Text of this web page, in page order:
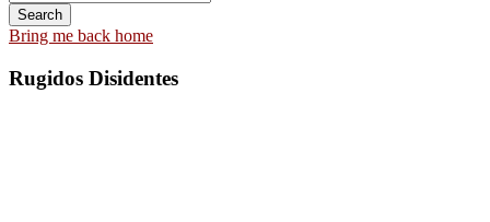
Bring me back home
Rugidos Disidentes